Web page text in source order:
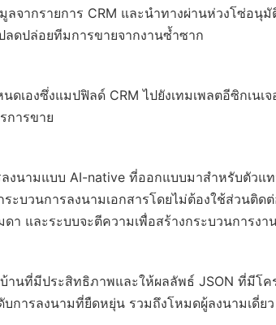
จากรายการ CRM และนำทางผ่านห่วงโซ่อนุ
ลดปล่อยทีมการขายจากงานซ้ำซาก
เองซึ่งแมปฟิลด์ CRM ไปยังเทมเพลตอีซิกเนเ
การขาย
งนามแบบ AI-native ที่ออกแบบมาสำหรับตัวแ
บวนการลงนามเอกสารโดยไม่ต้องใช้ส่วนติด
และระบบจะตีความเพื่อสร้างกระบวนการงา
นที่มีประสิทธิภาพและให้ผลลัพธ์ JSON ที่มีโค
การลงนามที่ยืดหยุ่น รวมถึงโหมดผู้ลงนามเดี่ย